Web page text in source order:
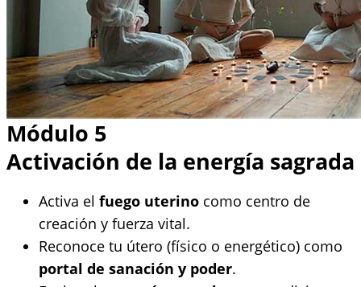
Módulo 5
Activación de la energía sagrada
Activa el fuego uterino como centro de
creación y fuerza vital.
Reconoce tu útero (físico o energético) como
portal de sanación y poder.